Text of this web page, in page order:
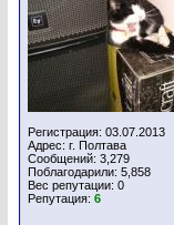
Регистрация: 03.07.2013
Адрес: г. Полтава
Сообщений: 3,279
Поблагодарили: 5,858
Вес репутации: 0
Репутация: 6